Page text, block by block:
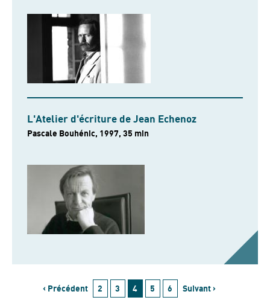
L'Atelier d'écriture de Jean Echenoz
Pascale Bouhénic, 1997, 35 min
‹ Précédent 2 3 4 5 6 Suivant ›